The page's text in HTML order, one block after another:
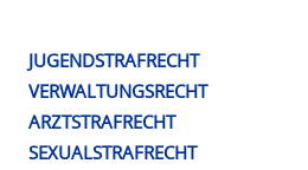
JUGENDSTRAFRECHT
VERWALTUNGSRECHT
ARZTSTRAFRECHT
SEXUALSTRAFRECHT